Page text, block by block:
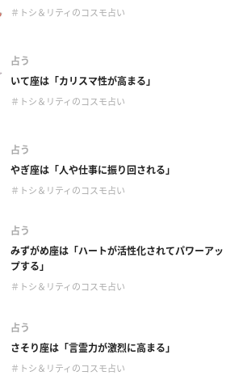
＃トシ＆リティのコスモ占い
占う
いて座は「カリスマ性が高まる」
＃トシ＆リティのコスモ占い
占う
やぎ座は「人や仕事に振り回される」
＃トシ＆リティのコスモ占い
占う
みずがめ座は「ハートが活性化されてパワーアッ
プする」
＃トシ＆リティのコスモ占い
占う
さそり座は「言霊力が激烈に高まる」
＃トシ＆リティのコスモ占い